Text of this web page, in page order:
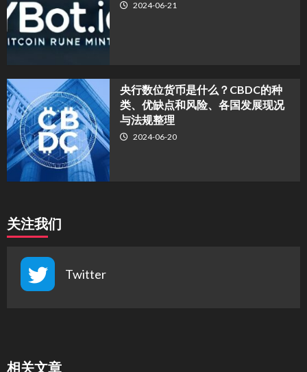
2024-06-21
央行数位货币是什么？CBDC的种
类、优缺点和风险、各国发展现况
与法规整理
2024-06-20
关注我们
Twitter
相关文章